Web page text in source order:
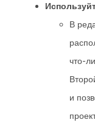
В
что-
и